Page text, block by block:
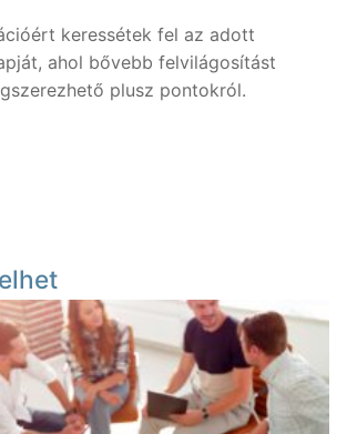
keressétek fel az adott
ahol bővebb felvilágosítást
plusz pontokról.